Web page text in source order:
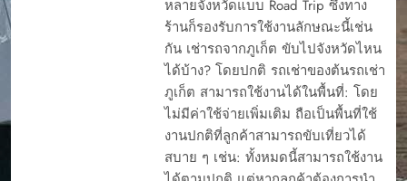
หลายจังหวัดแบบ Road Trip ซึ่งทาง
ร้านก็รองรับการใช้งานลักษณะนี้เช่น
กัน เช่ารถจากภูเก็ต ขับไปจังหวัดไหน
ได้บ้าง? โดยปกติ รถเช่าของต้นรถเช่า
ภูเก็ต สามารถใช้งานได้ในพื้นที่: โดย
ไม่มีค่าใช้จ่ายเพิ่มเติม ถือเป็นพื้นที่ใช้
งานปกติที่ลูกค้าสามารถขับเที่ยวได้
สบาย ๆ เช่น: ทั้งหมดนี้สามารถใช้งาน